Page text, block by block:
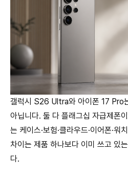
갤럭시 S26 Ultra와 아이폰 17 Pro
아닙니다. 둘 다 플래그십 자급제폰
는 케이스·보험·클라우드·이어폰·워
차이는 제품 하나보다 이미 쓰고 있
다.